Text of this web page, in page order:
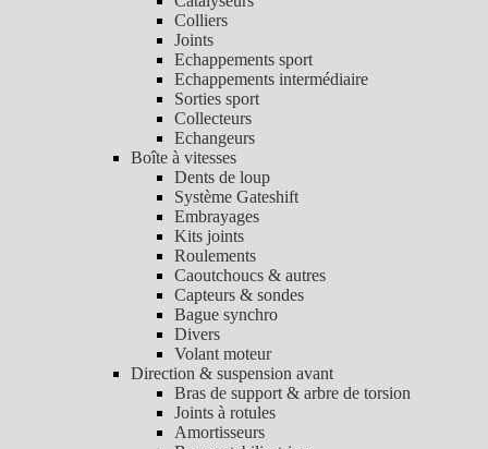
Colliers
Joints
Echappements sport
Echappements intermédiaire
Sorties sport
Collecteurs
Echangeurs
Boîte à vitesses
Dents de loup
Système Gateshift
Embrayages
Kits joints
Roulements
Caoutchoucs & autres
Capteurs & sondes
Bague synchro
Divers
Volant moteur
Direction & suspension avant
Bras de support & arbre de torsion
Joints à rotules
Amortisseurs